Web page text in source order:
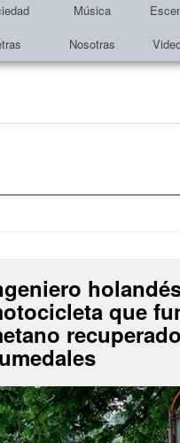
Música
Nosotras
que